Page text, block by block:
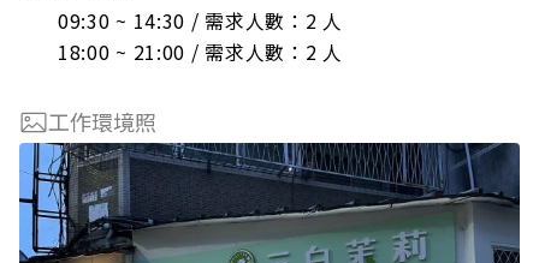
09:30 ~ 14:30 / 需求人數：2 人
18:00 ~ 21:00 / 需求人數：2 人
工作環境照